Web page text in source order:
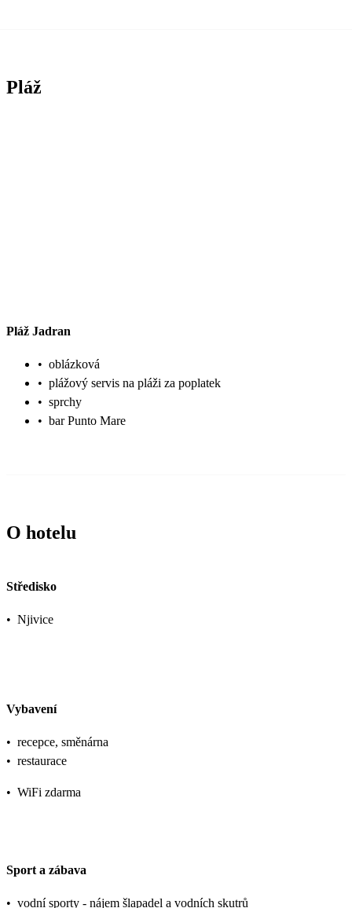
Pláž
Pláž Jadran
• oblázková
• plážový servis na pláži za poplatek
• sprchy
• bar Punto Mare
O hotelu
Středisko
• Njivice
Vybavení
• recepce, směnárna
• restaurace
• WiFi zdarma
Sport a zábava
• vodní sporty - nájem šlapadel a vodních skutrů